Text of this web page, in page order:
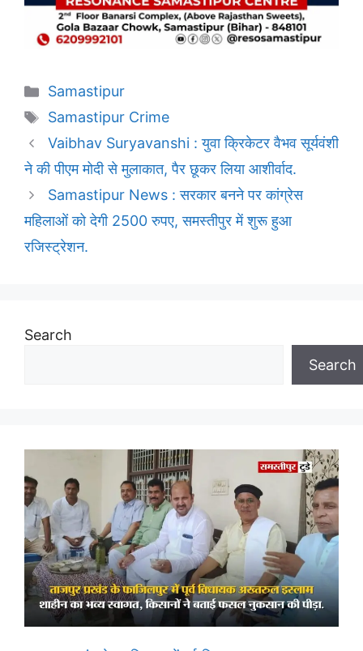
Categories
Samastipur
Tags
Samastipur Crime
Vaibhav Suryavanshi : युवा क्रिकेटर वैभव सूर्यवंशी
ने की पीएम मोदी से मुलाकात, पैर छूकर लिया आशीर्वाद.
Samastipur News : सरकार बनने पर कांग्रेस
महिलाओं को देगी 2500 रुपए, समस्तीपुर में शुरू हुआ
रजिस्ट्रेशन.
Search
Search